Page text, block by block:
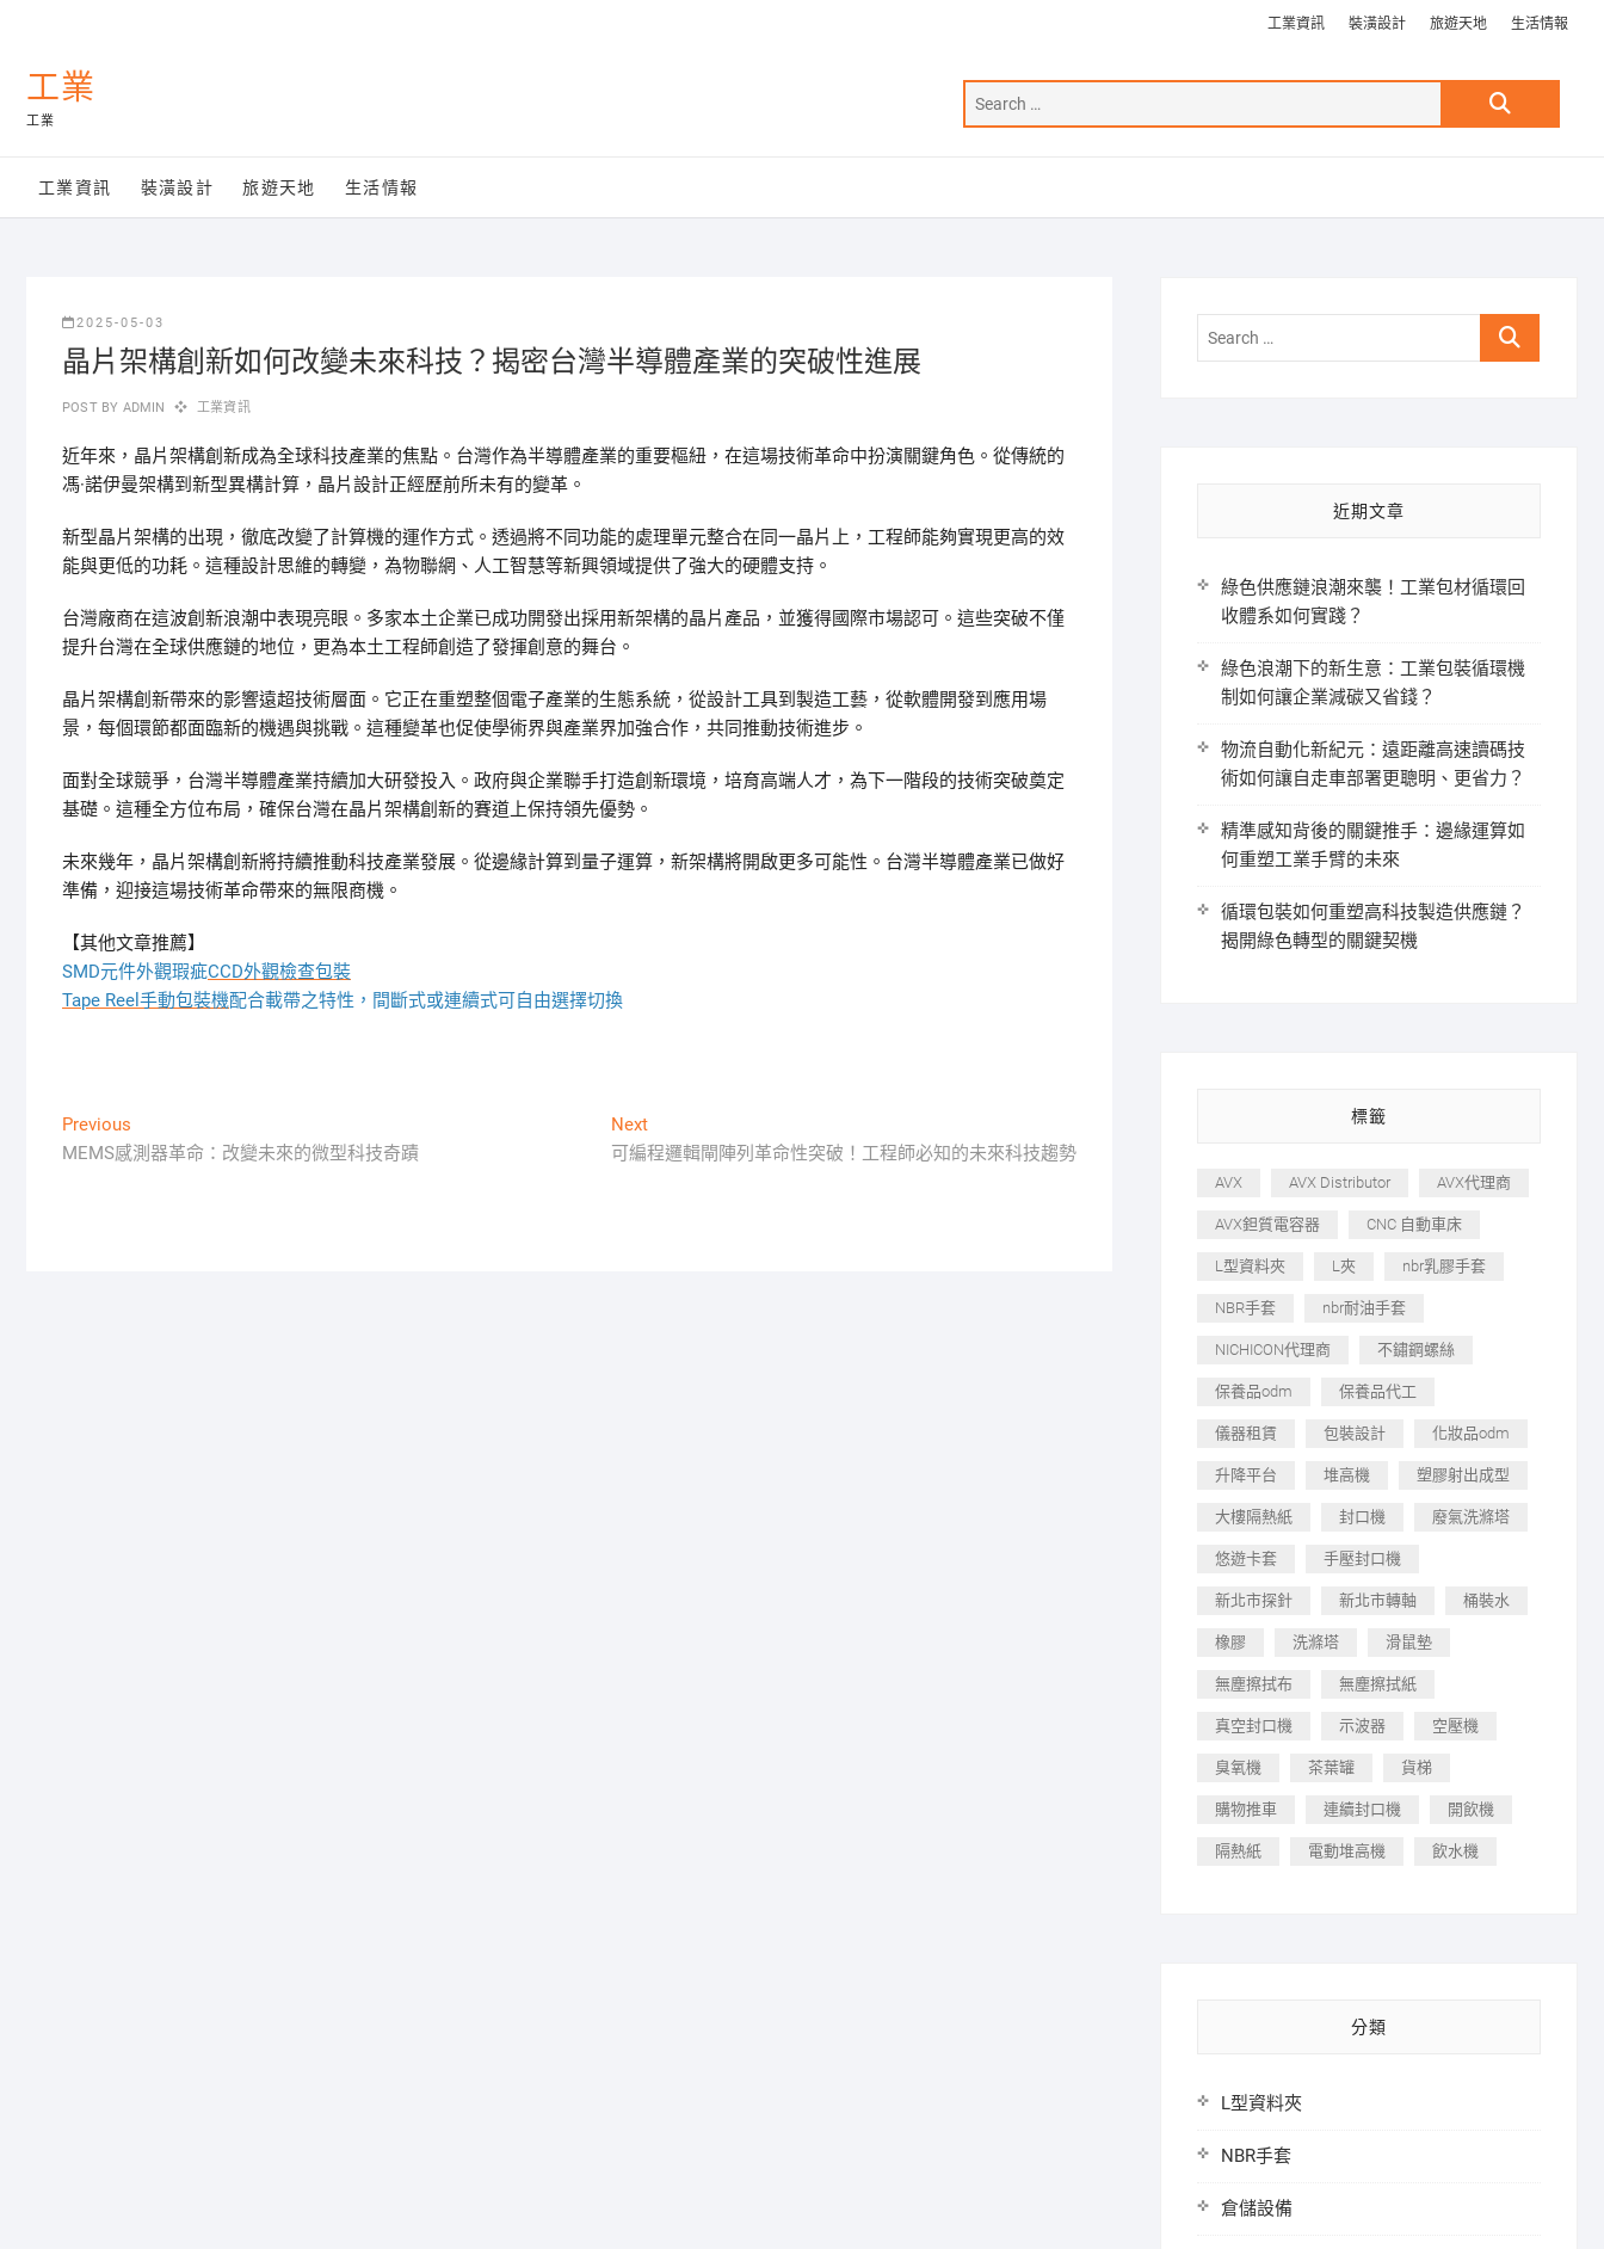
content
工業資訊 裝潢設計 旅遊天地 生活情報
工業
工業
Search
工業資訊 裝潢設計 旅遊天地 生活情報
2025-05-03
晶片架構創新如何改變未來科技？揭密台灣半導體產業的突破性進展
POST BY ADMIN 工業資訊
近年來，晶片架構創新成為全球科技產業的焦點。台灣作為半導體產業的重要樞紐，在這場技術革命中扮演關鍵角色。從傳統的
馮·諾伊曼架構到新型異構計算，晶片設計正經歷前所未有的變革。
新型晶片架構的出現，徹底改變了計算機的運作方式。透過將不同功能的處理單元整合在同一晶片上，工程師能夠實現更高的效
能與更低的功耗。這種設計思維的轉變，為物聯網、人工智慧等新興領域提供了強大的硬體支持。
台灣廠商在這波創新浪潮中表現亮眼。多家本土企業已成功開發出採用新架構的晶片產品，並獲得國際市場認可。這些突破不僅
提升台灣在全球供應鏈的地位，更為本土工程師創造了發揮創意的舞台。
晶片架構創新帶來的影響遠超技術層面。它正在重塑整個電子產業的生態系統，從設計工具到製造工藝，從軟體開發到應用場
景，每個環節都面臨新的機遇與挑戰。這種變革也促使學術界與產業界加強合作，共同推動技術進步。
面對全球競爭，台灣半導體產業持續加大研發投入。政府與企業聯手打造創新環境，培育高端人才，為下一階段的技術突破奠定
基礎。這種全方位布局，確保台灣在晶片架構創新的賽道上保持領先優勢。
未來幾年，晶片架構創新將持續推動科技產業發展。從邊緣計算到量子運算，新架構將開啟更多可能性。台灣半導體產業已做好
準備，迎接這場技術革命帶來的無限商機。
【其他文章推薦】
SMD元件外觀瑕疵CCD外觀檢查包裝
Tape Reel手動包裝機配合載帶之特性，間斷式或連續式可自由選擇切換
文
章
Previous
post:
MEMS感測器革命：改變未來的微型科技奇蹟
NextNext
post:
可編程邏輯閘陣列革命性突破！工程師必知的未來科技趨勢
Search
近期文章
綠色供應鏈浪潮來襲！工業包材循環回
收體系如何實踐？
綠色浪潮下的新生意：工業包裝循環機
制如何讓企業減碳又省錢？
物流自動化新紀元：遠距離高速讀碼技
術如何讓自走車部署更聰明、更省力？
精準感知背後的關鍵推手：邊緣運算如
何重塑工業手臂的未來
循環包裝如何重塑高科技製造供應鏈？
揭開綠色轉型的關鍵契機
標籤
AVX AVX Distributor AVX代理商
AVX鉭質電容器 CNC 自動車床
L型資料夾 L夾 nbr乳膠手套
NBR手套 nbr耐油手套
NICHICON代理商 不鏽鋼螺絲
保養品odm 保養品代工
儀器租賃 包裝設計 化妝品odm
升降平台 堆高機 塑膠射出成型
大樓隔熱紙 封口機 廢氣洗滌塔
悠遊卡套 手壓封口機
新北市探針 新北市轉軸 桶裝水
橡膠 洗滌塔 滑鼠墊
無塵擦拭布 無塵擦拭紙
真空封口機 示波器 空壓機
臭氧機 茶葉罐 貨梯
購物推車 連續封口機 開飲機
隔熱紙 電動堆高機 飲水機
分類
L型資料夾
NBR手套
倉儲設備